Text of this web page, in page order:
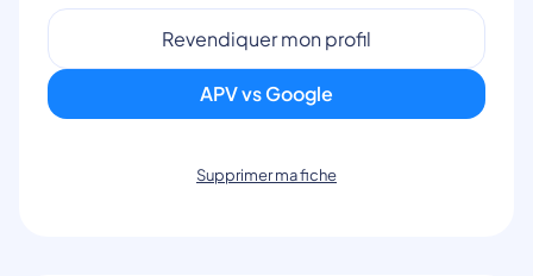
Revendiquer mon profil
APV vs Google
Supprimer ma fiche